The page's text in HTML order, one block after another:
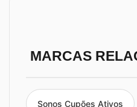
MARCAS
Sonos Cupões Ativos